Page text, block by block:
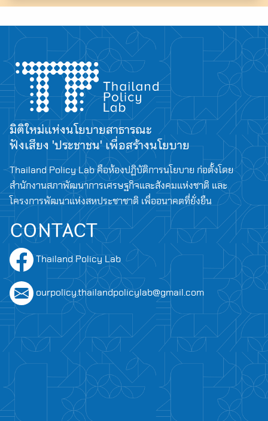
Search
มิติใหม่แห่งนโยบายสาธารณะ
ฟังเสียง 'ประชาชน' เพื่อสร้างนโยบาย
Thailand Policy Lab คือห้องปฏิบัติการนโยบาย ก่อตั้งโดย
สำนักงานสภาพัฒนาการเศรษฐกิจและสังคมแห่งชาติ และ
โครงการพัฒนาแห่งสหประชาชาติ เพื่ออนาคตที่ยั่งยืน
CONTACT
Thailand Policy Lab
ourpolicy.thailandpolicylab@gmail.com